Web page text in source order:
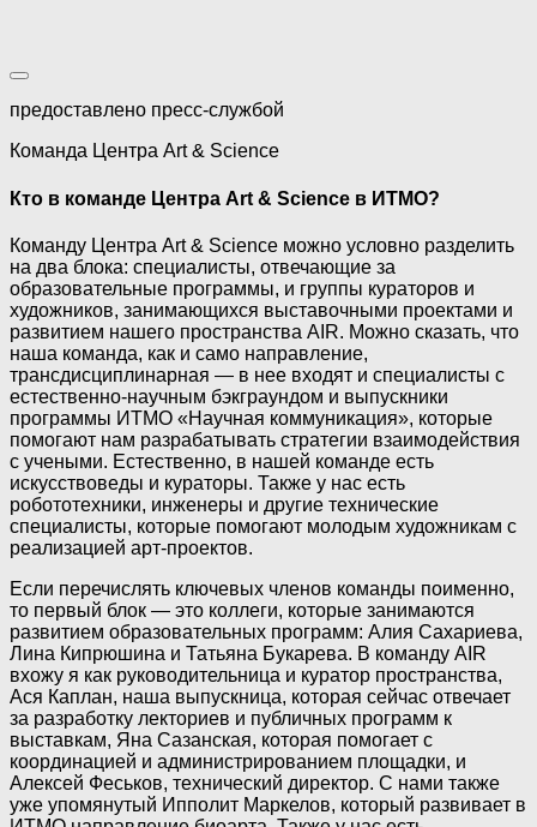
предоставлено пресс-службой
Команда Центра Art & Science
Кто в команде Центра Art & Science в ИТМО?
Команду Центра Art & Science можно условно разделить
на два блока: специалисты, отвечающие за
образовательные программы, и группы кураторов и
художников, занимающихся выставочными проектами и
развитием нашего пространства AIR. Можно сказать, что
наша команда, как и само направление,
трансдисциплинарная — в нее входят и специалисты с
естественно-научным бэкграундом и выпускники
программы ИТМО «Научная коммуникация», которые
помогают нам разрабатывать стратегии взаимодействия
с учеными. Естественно, в нашей команде есть
искусствоведы и кураторы. Также у нас есть
робототехники, инженеры и другие технические
специалисты, которые помогают молодым художникам с
реализацией арт-проектов.
Если перечислять ключевых членов команды поименно,
то первый блок — это коллеги, которые занимаются
развитием образовательных программ: Алия Сахариева,
Лина Кипрюшина и Татьяна Букарева. В команду AIR
вхожу я как руководительница и куратор пространства,
Ася Каплан, наша выпускница, которая сейчас отвечает
за разработку лекториев и публичных программ к
выставкам, Яна Сазанская, которая помогает с
координацией и администрированием площадки, и
Алексей Феськов, технический директор. С нами также
уже упомянутый Ипполит Маркелов, который развивает в